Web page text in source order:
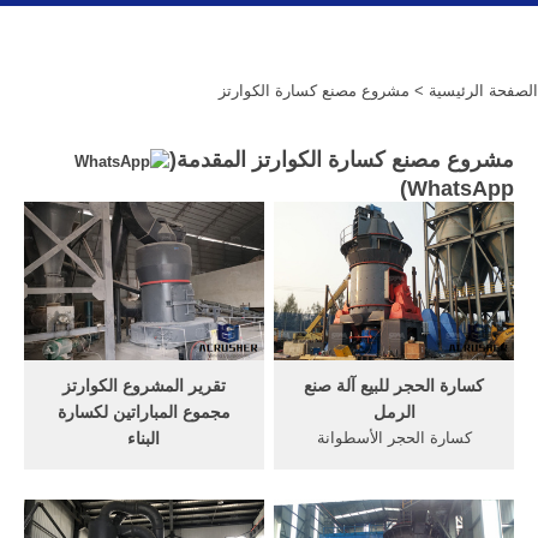
الصفحة الرئيسية > مشروع مصنع كسارة الكوارتز
مشروع مصنع كسارة الكوارتز المقدمة(
WhatsApp
)
تقرير المشروع الكوارتز
مجموع المباراتين لكسارة
البناء
دردشة مباشرة تحميل تقرير
كسارة الحجر للبيع آلة صنع
الرمل
كسارة الحجر الأسطوانة
كسارة صنع الرمل من حجر